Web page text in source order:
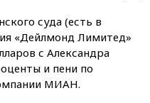
суда (есть в
«Дейлмонд Лимитед»
с Александра
и пени по
МИАН.